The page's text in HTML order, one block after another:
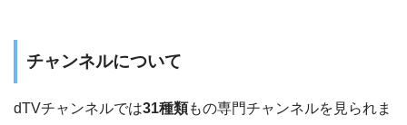
チャンネルについて
dTVチャンネルでは31種類もの専門チャンネルを見られま